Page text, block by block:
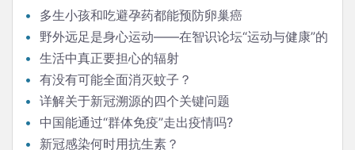
多生小孩和吃避孕药都能预防卵巢癌
野外远足是身心运动——在智识论坛“运动与健康”的
发言生活中真正要担心的辐射
有没有可能全面消灭蚊子？
详解关于新冠溯源的四个关键问题
中国能通过“群体免疫”走出疫情吗?
新冠感染何时用抗生素？